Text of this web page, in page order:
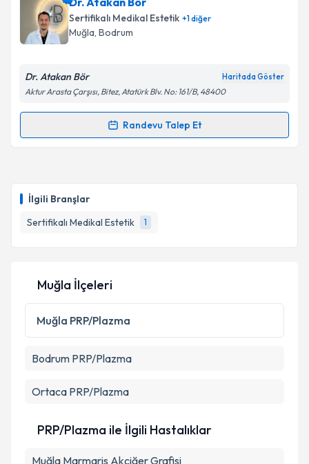
İlgili Branşlar
Sertifikalı Medikal Estetik
1
Sertifikalı Medikal Estetik +1diğer
Muğla, Bodrum
Dr. Atakan Bör Haritada Göster
Aktur Arasta Çarşısı, Bitez, Atatürk Blv. No: 161/B, 48400
Randevu Talep Et
Randevu Takvimi Talebi
hazırlandığında e-posta ile bilgilendireceğiz.
Kişisel verilerimin işlenmesine ilişkinAydınlatma
Metni'ni okudum ve kişisel verilerimin belirtilen
kapsamda işlenmesini kabul ediyorum.
Muğla İlçeleri
Muğla PRP/Plazma
Bodrum PRP/Plazma
Ortaca PRP/Plazma
PRP/Plazma ile İlgili Hastalıklar
Muğla Marmaris Akciğer Grafisi